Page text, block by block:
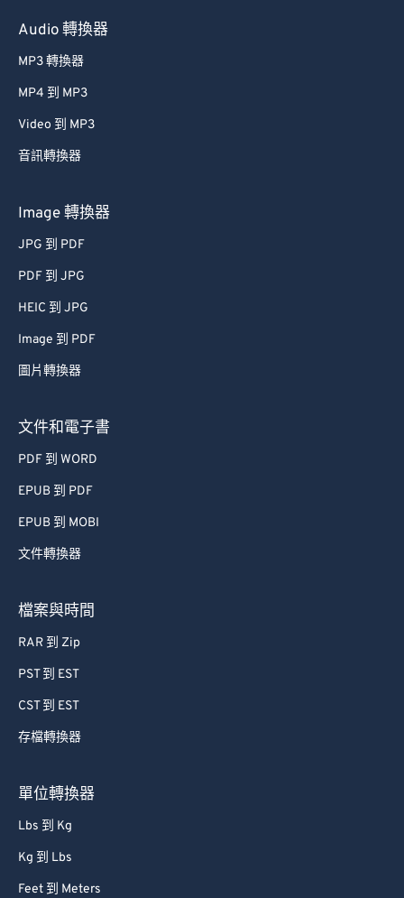
Audio 轉換器
MP3 轉換器
MP4 到 MP3
Video 到 MP3
音訊轉換器
Image 轉換器
JPG 到 PDF
PDF 到 JPG
HEIC 到 JPG
Image 到 PDF
圖片轉換器
文件和電子書
PDF 到 WORD
EPUB 到 PDF
EPUB 到 MOBI
文件轉換器
檔案與時間
RAR 到 Zip
PST 到 EST
CST 到 EST
存檔轉換器
單位轉換器
Lbs 到 Kg
Kg 到 Lbs
Feet 到 Meters